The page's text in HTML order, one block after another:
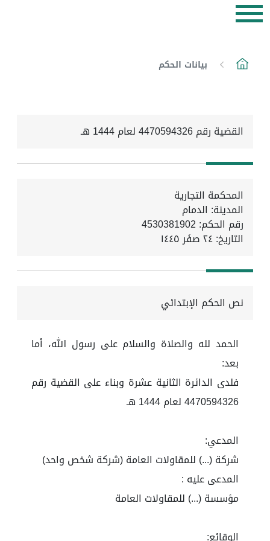
بيانات الحكم
القضية رقم 4470594326 لعام 1444 هـ
المحكمة التجارية
المدينة: الدمام
رقم الحكم: 4530381902
التاريخ: ٢٤ صفَر ١٤٤٥
نص الحكم الإبتدائي
الحمد لله والصلاة والسلام على رسول الله، أما
بعد:
فلدى الدائرة الثانية عشرة وبناء على القضية رقم
4470594326 لعام 1444 هـ
المدعي:
شركة (...) للمقاولات العامة (شركة شخص واحد)
المدعى عليه :
مؤسسة (...) للمقاولات العامة
الوقائع: